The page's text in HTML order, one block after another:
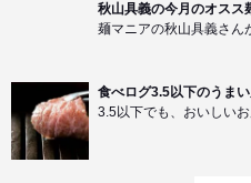
秋山具義の今月のオスス
麺マニアの秋山具義さん
食べログ3.5以下のうま
3.5以下でも、おいしい